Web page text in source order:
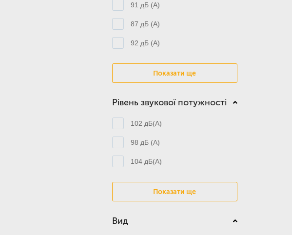
91 дБ (А)
87 дБ (А)
92 дБ (А)
Показати ще
Рівень звукової потужності
102 дБ(А)
98 дБ (А)
104 дБ(А)
Показати ще
Вид